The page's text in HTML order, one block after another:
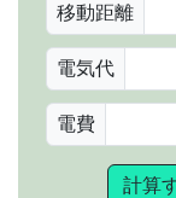
移動距離
電気代
電費
計算